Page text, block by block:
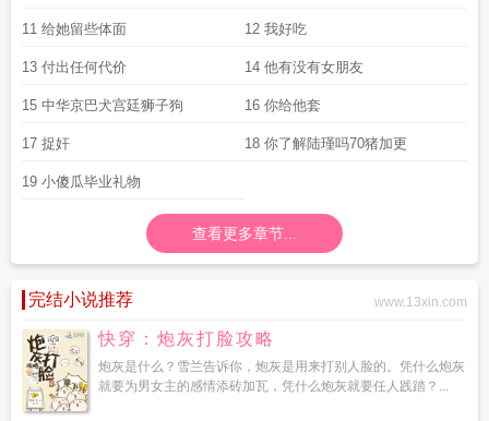
11 给她留些体面 12 我好吃
13 付出任何代价 14 他有没有女朋友
15 中华京巴犬宫廷狮子狗 16 你给他套
17 捉奸 18 你了解陆瑾吗70猪加更
19 小傻瓜毕业礼物
查看更多章节...
完结小说推荐 www.13xin.com
快穿：炮灰打脸攻略
炮灰是什么？雪兰告诉你，炮灰是用来打别人脸的。凭什么炮灰
就要为男女主的感情添砖加瓦，凭什么炮灰就要任人践踏？...